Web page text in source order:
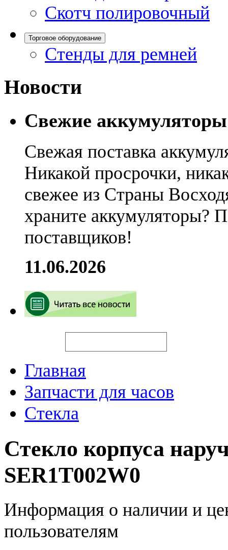
Скотч полировочный
Торговое оборудование
Стенды для ремней
Новости
Свежие
Свежая поставка
Никакой просрочки,
свежее из Страны
храните аккумуляторы?
поставщиков!
11.06.2026
Главная
Запчасти для часов
Стекла
Стекло корпуса
SER1T002W0
Информация о наличии и
пользователям